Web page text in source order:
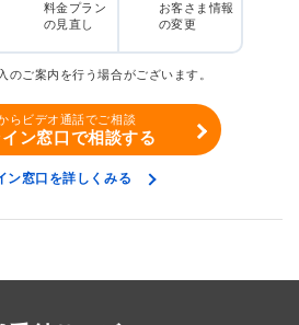
料金プラン
の見直し
お客さま情報
の変更
のご案内を行う場合がございます。
らビデオ通話でご相談
ン窓口で相談する
ン窓口を詳しくみる